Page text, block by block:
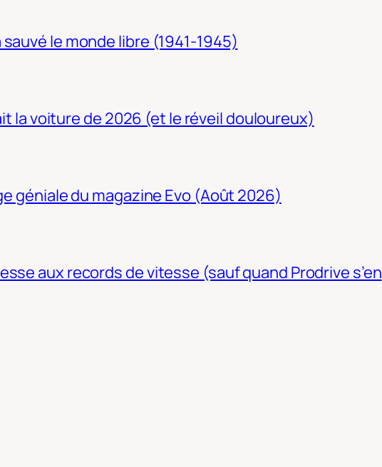
le monde libre (1941-1945)
la voiture de 2026 (et le réveil douloureux)
géniale du magazine Evo (Août 2026)
aux records de vitesse (sauf quand Prodrive s’en